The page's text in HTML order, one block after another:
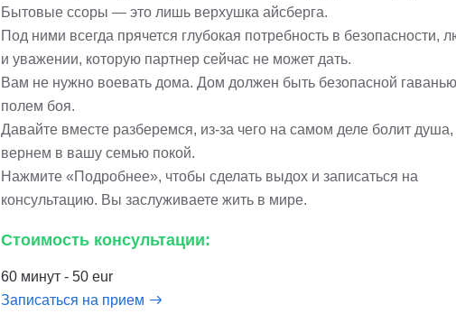
Бытовые ссоры — это лишь верхушка айсберга.
Под ними всегда прячется глубокая потребность в безопасности,
и уважении, которую партнер сейчас не может дать.
Вам не нужно воевать дома. Дом должен быть безопасной
полем боя.
Давайте вместе разберемся, из-за чего на самом деле болит душа,
вернем в вашу семью покой.
Нажмите «Подробнее», чтобы сделать выдох и записаться на
консультацию. Вы заслуживаете жить в мире.
Стоимость консультации:
60 минут - 50 eur
Записаться на прием